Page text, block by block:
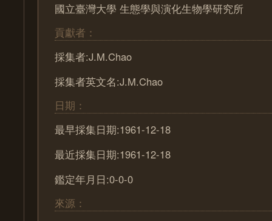
國立臺灣大學 生態學與演化生物學研究所
貢獻者：
採集者:J.M.Chao
採集者英文名:J.M.Chao
日期：
最早採集日期:1961-12-18
最近採集日期:1961-12-18
鑑定年月日:0-0-0
來源：